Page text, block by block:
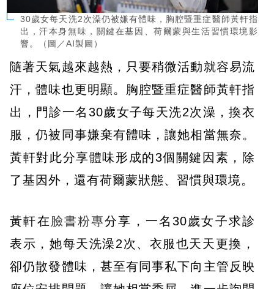
30歲女每天洗2次澡仍被嫌有體味，胸腔暨重症醫師黃軒指
出，汗本身無味，關鍵在基因、荷爾蒙與生活習慣環境影
響。（圖／AI製圖）
隨著天氣越來越熱，只要稍微活動就容易流
汗，體味也更明顯。胸腔暨重症醫師黃軒指
出，門診一名30歲女子每天洗2次澡，換衣
服，仍被同事嫌棄有體味，讓她相當無奈。
黃軒對此分享體味形成的3個關鍵因素，除
了基因外，還有荷爾蒙狀態、習慣與環境。
黃軒在 臉書粉專分享，一名30歲女子求診
表示，她每天洗澡2次、衣服也天天更換，
卻仍散發體味，甚至有同事私下向主管反映